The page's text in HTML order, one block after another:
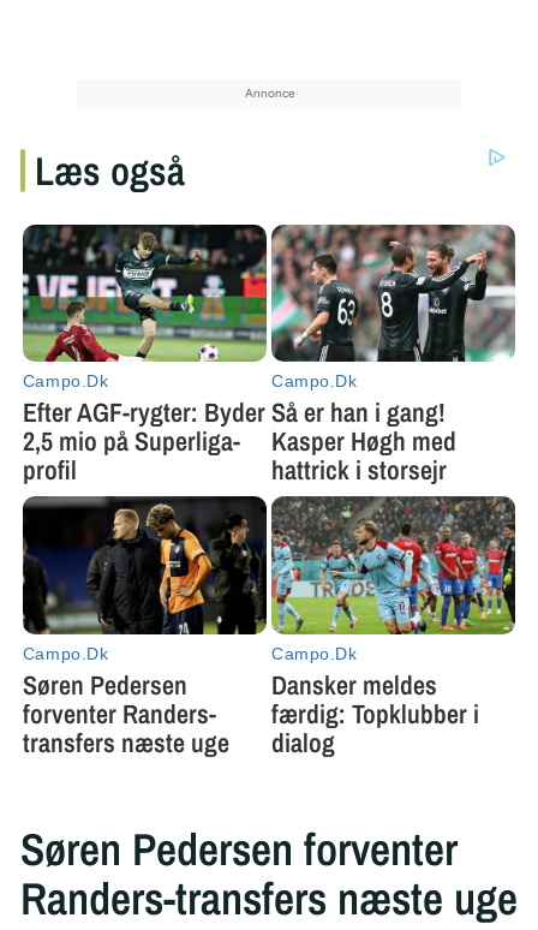
Søren Pedersen forventer
Randers-transfers næste uge